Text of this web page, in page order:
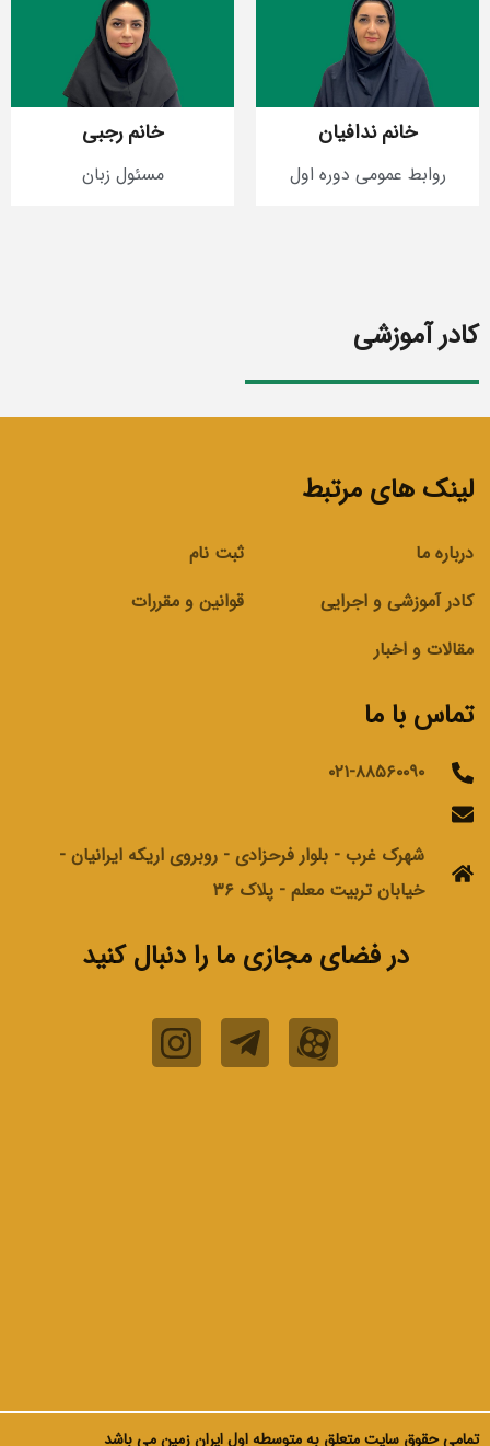
خانم ندافیان
روابط عمومی دوره اول
خانم رجبی
مسئول زبان
کادر آموزشی
لینک های مرتبط
درباره ما
ثبت نام
کادر آموزشی و اجرایی
قوانین و مقررات
مقالات و اخبار
تماس با ما
۰۲۱-۸۸۵۶۰۰۹۰
شهرک غرب - بلوار فرحزادی - روبروی اریکه ایرانیان -
خیابان تربیت معلم - پلاک ۳۶
در فضای مجازی ما را دنبال کنید
تمامی حقوق سایت متعلق به متوسطه اول ایران زمین می باشد